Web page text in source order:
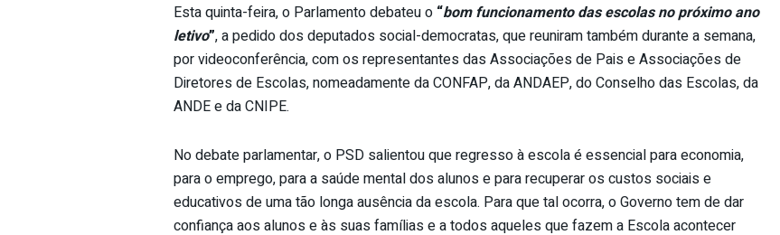
Esta quinta-feira, o Parlamento debateu o “bom funcionamento das escolas no próximo ano
letivo”, a pedido dos deputados social-democratas, que reuniram também durante a semana,
por videoconferência, com os representantes das Associações de Pais e Associações de
Diretores de Escolas, nomeadamente da CONFAP, da ANDAEP, do Conselho das Escolas, da
ANDE e da CNIPE.
No debate parlamentar, o PSD salientou que regresso à escola é essencial para economia,
para o emprego, para a saúde mental dos alunos e para recuperar os custos sociais e
educativos de uma tão longa ausência da escola. Para que tal ocorra, o Governo tem de dar
confiança aos alunos e às suas famílias e a todos aqueles que fazem a Escola acontecer